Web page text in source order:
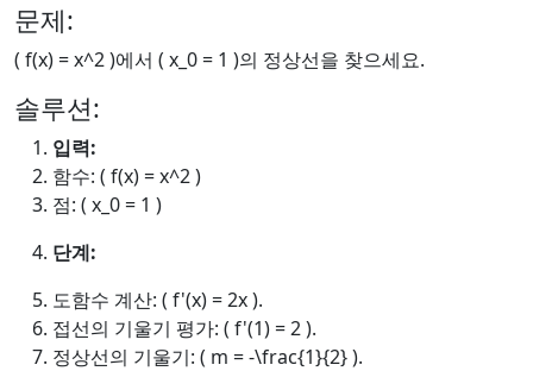
문제:
( f(x) = x^2 )에서 ( x_0 = 1 )의 정상선을 찾으세요.
솔루션:
입력:
함수: ( f(x) = x^2 )
점: ( x_0 = 1 )
단계:
도함수 계산: ( f'(x) = 2x ).
접선의 기울기 평가: ( f'(1) = 2 ).
정상선의 기울기: ( m = -\frac{1}{2} ).